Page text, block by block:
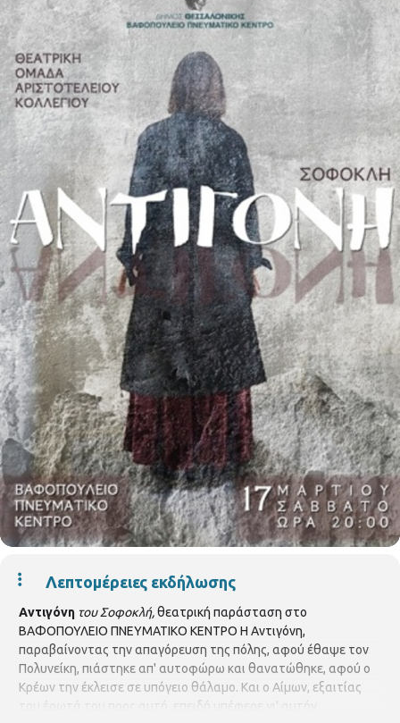
Λεπτομέρειες εκδήλωσης
Αντιγόνη του Σοφοκλή,θεατρική παράσταση στο
ΒΑΦΟΠΟΥΛΕΙΟ ΠΝΕΥΜΑΤΙΚΟ ΚΕΝΤΡΟ Η Αντιγόνη,
παραβαίνοντας την απαγόρευση της πόλης, αφού έθαψε τον
Πολυνείκη, πιάστηκε απ' αυτοφώρω και θανατώθηκε, αφού ο
Κρέων την έκλεισε σε υπόγειο θάλαμο. Και ο Αίμων, εξαιτίας
του έρωτά του προς αυτή, επειδή υπέφερε γι' αυτήν,